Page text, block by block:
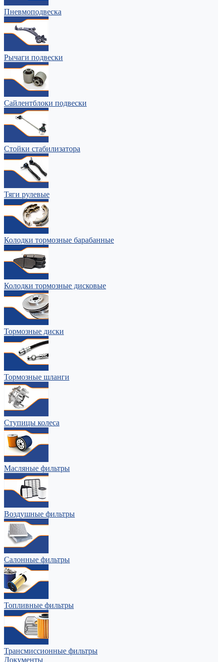
Пневмоподвеска
Рычаги подвески
Сайлентблоки подвески
Стойки стабилизатора
Тяги рулевые
Колодки тормозные барабанные
Колодки тормозные дисковые
Тормозные диски
Тормозные шланги
Ступицы колеса
Масляные фильтры
Воздушные фильтры
Салонные фильтры
Топливные фильтры
Трансмиссионные фильтры
Документы